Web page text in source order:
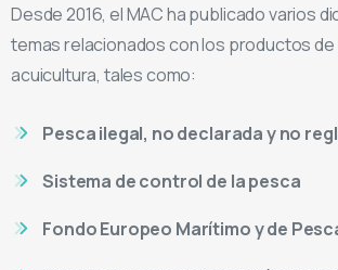
Desde 2016, el MAC ha publicado varios
temas relacionados con los productos de
acuicultura, tales como:
Pesca ilegal, no declarada y no
Sistema de control de la pesca
Fondo Europeo Marítimo y de